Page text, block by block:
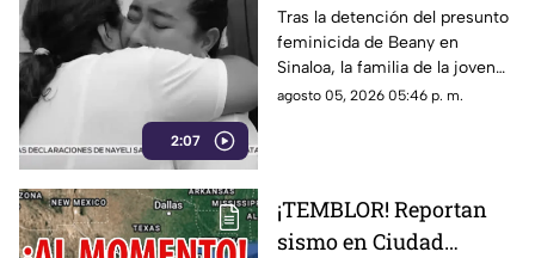
2:07
f3minic1da en Sinaloa
y exigen investigar red
de complicidad
Tras la detención del presunto
feminicida de Beany en
Sinaloa, la familia de la joven
exige la pena máxima y
agosto 05, 2026 05:46 p. m.
¡TEMBLOR! Reportan
sismo en Ciudad